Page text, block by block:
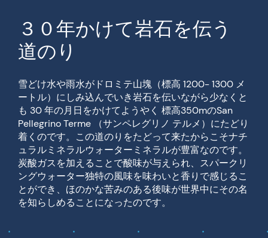
３０年かけて岩石を伝う
道のり
雪どけ水や雨水がドロミテ山塊（標高 1200- 1300 メ
ートル）にしみ込んでいき岩石を伝いながら少なくと
も 30 年の月日をかけてようやく 標高350mのSan
Pellegrino Terme （サンペレグリノ テルメ）にたどり
着くのです。この道のりをたどって来たからこそナチ
ュラルミネラルウォーターミネラルが豊富なのです。
炭酸ガスを加えることで酸味が与えられ、スパークリ
ングウォーター独特の風味を味わいと香りで感じるこ
とができ、ほのかな苦みのある後味が世界中にその名
を知らしめることになったのです。